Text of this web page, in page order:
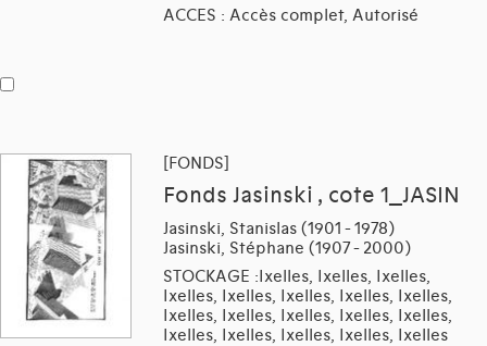
ACCES : Accès complet, Autorisé
[FONDS]
Fonds Jasinski , cote 1_JASIN
Jasinski, Stanislas (1901 - 1978)
Jasinski, Stéphane (1907 - 2000)
STOCKAGE :Ixelles, Ixelles, Ixelles,
Ixelles, Ixelles, Ixelles, Ixelles, Ixelles,
Ixelles, Ixelles, Ixelles, Ixelles, Ixelles,
Ixelles, Ixelles, Ixelles, Ixelles, Ixelles